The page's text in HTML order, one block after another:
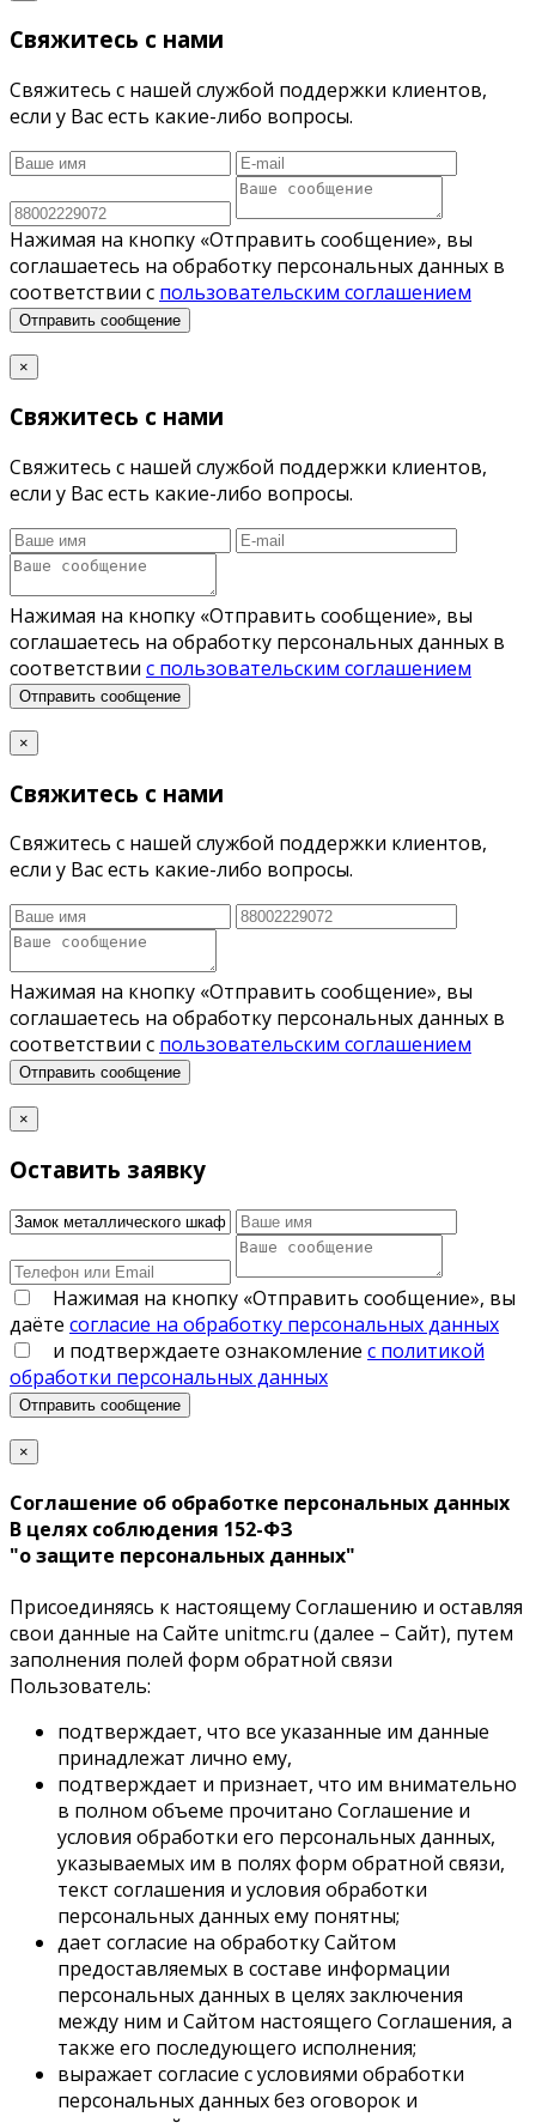
Свяжитесь с нами
Свяжитесь с нашей службой поддержки клиентов,
если у Вас есть какие-либо вопросы.
Нажимая на кнопку «Отправить сообщение», вы
соглашаетесь на обработку персональных данных в
соответствии с пользовательским соглашением
Отправить сообщение
×
Свяжитесь с нами
Свяжитесь с нашей службой поддержки клиентов,
если у Вас есть какие-либо вопросы.
Нажимая на кнопку «Отправить сообщение», вы
соглашаетесь на обработку персональных данных в
соответствии с пользовательским соглашением
Отправить сообщение
×
Свяжитесь с нами
Свяжитесь с нашей службой поддержки клиентов,
если у Вас есть какие-либо вопросы.
Нажимая на кнопку «Отправить сообщение», вы
соглашаетесь на обработку персональных данных в
соответствии с пользовательским соглашением
Отправить сообщение
×
Оставить заявку
Нажимая на кнопку «Отправить сообщение», вы
даёте согласие на обработку персональных данных
и подтверждаете ознакомление с политикой
обработки персональных данных
Отправить сообщение
×
Соглашение об обработке персональных данных
В целях соблюдения 152-ФЗ
"о защите персональных данных"
Присоединяясь к настоящему Соглашению и оставляя
свои данные на Сайте unitmc.ru (далее – Сайт), путем
заполнения полей форм обратной связи
Пользователь:
подтверждает, что все указанные им данные
принадлежат лично ему,
подтверждает и признает, что им внимательно
в полном объеме прочитано Соглашение и
условия обработки его персональных данных,
указываемых им в полях форм обратной связи,
текст соглашения и условия обработки
персональных данных ему понятны;
дает согласие на обработку Сайтом
предоставляемых в составе информации
персональных данных в целях заключения
между ним и Сайтом настоящего Соглашения, а
также его последующего исполнения;
выражает согласие с условиями обработки
персональных данных без оговорок и